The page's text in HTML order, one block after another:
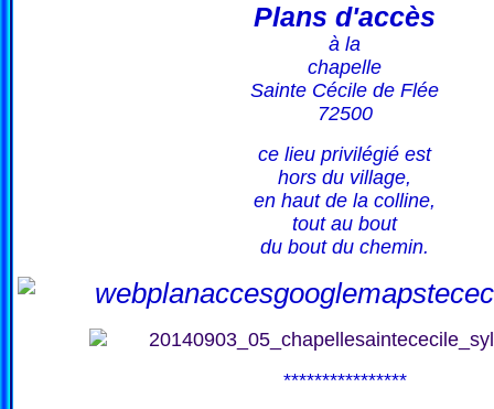
Plans d'accès
à la
chapelle
Sainte Cécile de Flée
72500
ce lieu privilégié est
hors du village,
en haut de la colline,
tout au bout
du bout du chemin.
****************